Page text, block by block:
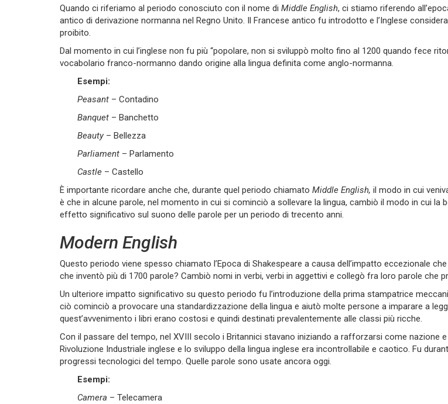
Quando ci riferiamo al periodo conosciuto con il nome di Middle English, ci stiamo riferendo
antico di derivazione normanna nel Regno Unito. Il Francese antico fu introdotto e l’Inglese
proibito.
Dal momento in cui l’inglese non fu più “popolare, non si sviluppò molto fino al 1200 quando fece
vocabolario franco-normanno dando origine alla lingua definita come anglo-normanna.
Esempi:
Peasant – Contadino
Banquet – Banchetto
Beauty – Bellezza
Parliament – Parlamento
Castle – Castello
È importante ricordare anche che, durante quel periodo chiamato Middle English, il modo in cui
è che in alcune parole, nel momento in cui si cominciò a sollevare la lingua, cambiò il modo in cui
effetto significativo sul suono delle parole per un periodo di trecento anni.
Modern English
Questo periodo viene spesso chiamato l’Epoca di Shakespeare a causa dell’impatto eccezionale
che inventò più di 1700 parole? Cambiò nomi in verbi, verbi in aggettivi e collegò fra loro parole che
Un ulteriore impatto significativo su questo periodo fu l’introduzione della prima stampatrice
ciò cominciò a provocare una standardizzazione della lingua e aiutò molte persone a imparare a
quest’avvenimento i libri erano costosi e quindi destinati prevalentemente alle classi più ricche.
Con il passare del tempo, nel XVIII secolo i Britannici stavano iniziando a rafforzarsi come nazione
Rivoluzione Industriale inglese e lo sviluppo della lingua inglese era incontrollabile e caotico. Fu
progressi tecnologici del tempo. Quelle parole sono usate ancora oggi.
Esempi:
Camera – Telecamera